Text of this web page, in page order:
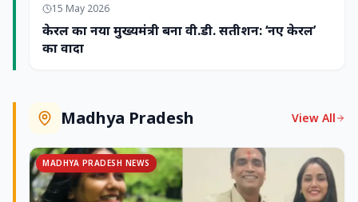
15 May 2026
केरल का नया मुख्यमंत्री बना वी.डी. सतीशन: ‘नए केरल’
का वादा
Madhya Pradesh View All
MADHYA PRADESH NEWS